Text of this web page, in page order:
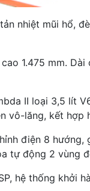
nhiệt mũi hổ,
1.475 mm.
II loại 3,5 lít
vô-lăng, kết hợp
điện 8
tự động 2 vùng
hệ thống